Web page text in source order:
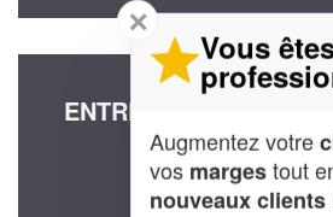
ENTREPRISE AHM
15 Impasse Pierre
93320 Les-Pavillons-
✕
Vous
Augmentez votre
vos margestout
nouveaux clients